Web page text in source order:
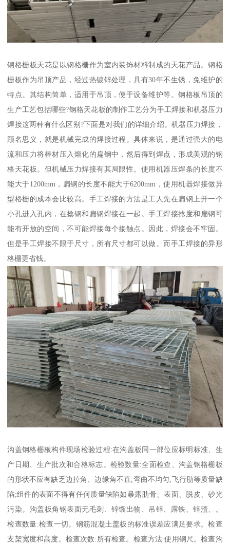
钢格栅板天花是以钢格栅作为室内装饰材料制成的天花产品。钢格
栅板作为吊顶产品，经过热镀锌处理，具有30年不生锈，免维护的
特点。其结构简单，适用于吊顶，便于设备维护等。钢格板吊顶的
生产工艺包括哪些?钢格天花板的制作工艺分为手工焊接和机器压力
焊接这两种有什么区别?下面是对我们的详细介绍。机器压力焊接，
顾名思义，就是机械完成的焊接过程。具体来说，是通过强大的电
流和压力将棒材压入熔化的扁钢中，然后得到焊点，形成美观的钢
格天花板。但机械压力焊接有其局限性。使用机器压焊条的长度不
能大于1200mm，扁钢的长度不能大于6200mm，使用机器焊接做异
型格栅的成本会比较高。手工焊接的方法是工人先在扁钢上开一个
小孔进入孔内，在捻钢和扁钢焊接在一起。手工焊接捻度和扁钢可
能有开放的空间，不可能焊接每个接触点。因此，焊接会不牢固。
但是手工焊接不限于尺寸，所有尺寸都可以做。而手工焊接的异形
格栅更省钱。
沟盖钢格栅板构件现场检验过程:在沟盖板同一部位应标明标准、生
产日期、生产批次和合格标志。检验数量:全面检查、沟盖钢格栅板
的形状不应有缺乏边掉角、边缘角不直,弯曲不均匀,飞行肋等质量缺
陷;组件的表面不得有任何质量缺陷如暴露肋骨、表面、脱皮、砂光
污染。沟盖板角钢表面无毛刺、锌馏出物、吊锌、露铁、锌渣、。
检查数量:检查一切。钢筋混凝土盖板的标准误差应满足要求。检查
支架宽度和高度。检查次数:所有检查。检查方法:使用钢尺。检查沟